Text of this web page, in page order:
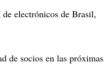
electrónicos de Brasil,
de socios en las próximas